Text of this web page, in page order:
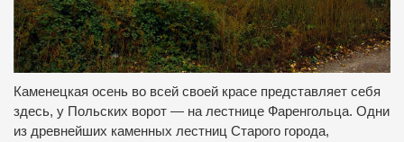
Каменецкая осень во всей своей красе представляет себя
здесь, у Польских ворот — на лестнице Фаренгольца. Одни
из древнейших каменных лестниц Старого города,